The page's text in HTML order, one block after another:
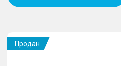
Продан